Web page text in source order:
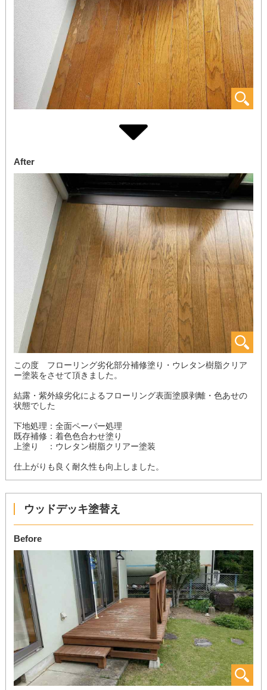
After
この度 フローリング劣化部分補修塗り・ウレタン樹脂クリア
ー塗装をさせて頂きました。
結露・紫外線劣化によるフローリング表面塗膜剥離・色あせの
状態でした
下地処理：全面ペーパー処理
既存補修：着色色合わせ塗り
上塗り ：ウレタン樹脂クリアー塗装
仕上がりも良く耐久性も向上しました。
ウッドデッキ塗替え
Before